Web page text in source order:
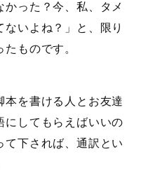
った？今、私、タメ
いよね？」と、限り
ものです。
本を書ける人とお友達
にしてもらえばいいの
て下されば、通訳とい